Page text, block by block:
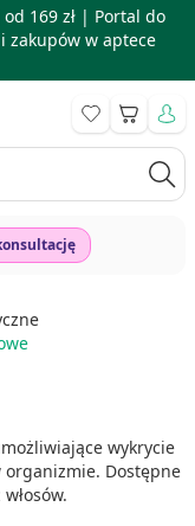
169 zł | Portal do
zakupów w aptece
Koszyk
wykrycie
Dostępne